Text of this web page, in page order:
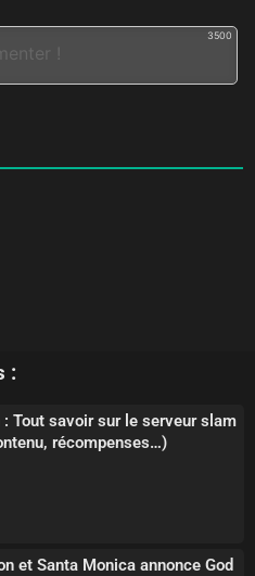
3500
:
: Tout savoir sur le serveur slam
récompenses…)
et Santa Monica annonce God